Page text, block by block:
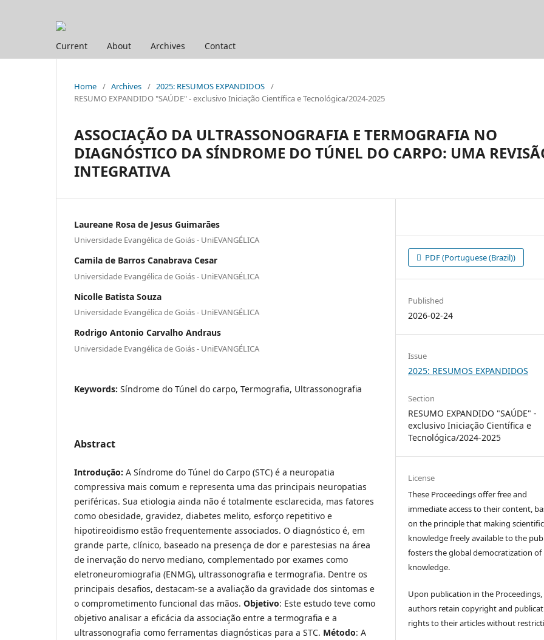
Current About Archives Contact
Home / Archives / 2025: RESUMOS EXPANDIDOS /
RESUMO EXPANDIDO "SAÚDE" - exclusivo Iniciação Científica e Tecnológica/2024-2025
ASSOCIAÇÃO DA ULTRASSONOGRAFIA E TERMOGRAFIA NO
DIAGNÓSTICO DA SÍNDROME DO TÚNEL DO CARPO: UMA
INTEGRATIVA
Laureane Rosa de Jesus Guimarães
Universidade Evangélica de Goiás - UniEVANGÉLICA
Camila de Barros Canabrava Cesar
Universidade Evangélica de Goiás - UniEVANGÉLICA
Nicolle Batista Souza
Universidade Evangélica de Goiás - UniEVANGÉLICA
Rodrigo Antonio Carvalho Andraus
Universidade Evangélica de Goiás - UniEVANGÉLICA
Keywords: Síndrome do Túnel do carpo, Termografia, Ultrassonografia
Abstract
Introdução: A Síndrome do Túnel do Carpo (STC) é a neuropatia
compressiva mais comum e representa uma das principais neuropatias
periféricas. Sua etiologia ainda não é totalmente esclarecida, mas fatores
como obesidade, gravidez, diabetes melito, esforço repetitivo e
hipotireoidismo estão frequentemente associados. O diagnóstico é, em
grande parte, clínico, baseado na presença de dor e parestesias na área
de inervação do nervo mediano, complementado por exames como
eletroneuromiografia (ENMG), ultrassonografia e termografia. Dentre os
principais desafios, destacam-se a avaliação da gravidade dos sintomas e
o comprometimento funcional das mãos. Objetivo: Este estudo teve como
objetivo analisar a eficácia da associação entre a termografia e a
ultrassonografia como ferramentas diagnósticas para a STC. Método: A
PDF (Portuguese (Brazil))
Published
2026-02-24
Issue
2025: RESUMOS EXPANDIDOS
Section
RESUMO EXPANDIDO "SAÚDE" -
exclusivo Iniciação Científica e
Tecnológica/2024-2025
License
These Proceedings offer free and
immediate access to their content,
on the principle that making scientific
knowledge freely available to the
fosters the global democratization of
knowledge.
Upon publication in the Proceedings,
authors retain copyright and
rights to their articles without